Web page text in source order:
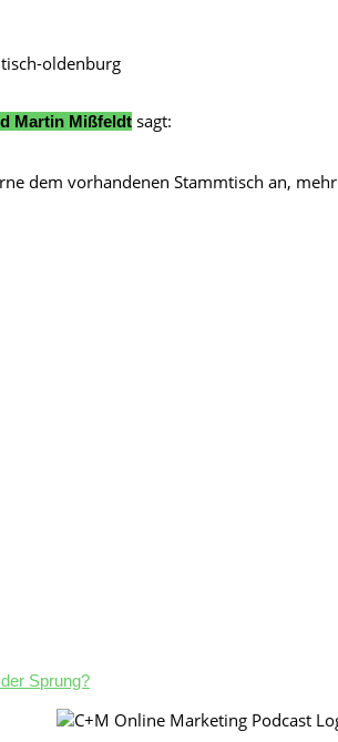
oldenburg
Martin Mißfeldt sagt:
dem vorhandenen Stammtisch an,
Sprung?